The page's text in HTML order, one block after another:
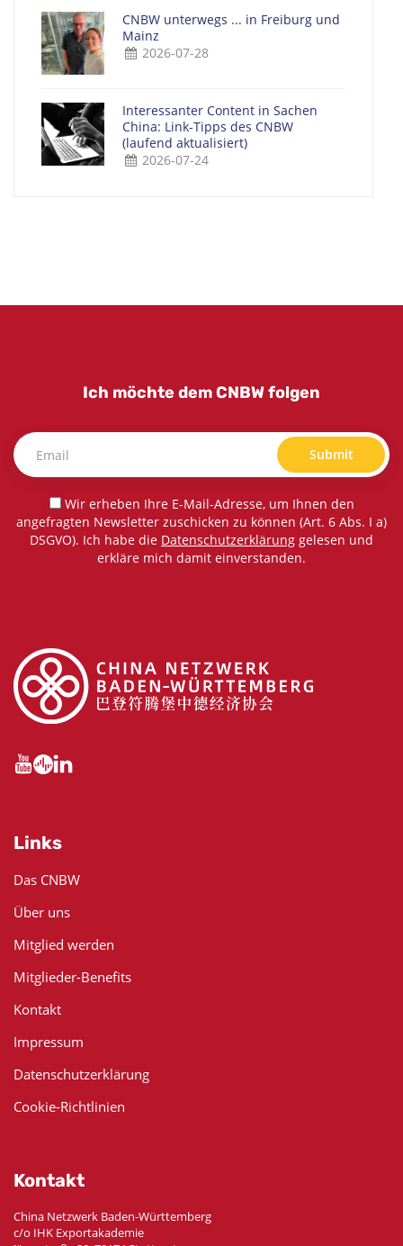
CNBW unterwegs ... in Freiburg und
Mainz
2026-07-28
Interessanter Content in Sachen
China: Link-Tipps des CNBW
(laufend aktualisiert)
2026-07-24
Ich möchte dem CNBW folgen
Submit
Wir erheben Ihre E-Mail-Adresse, um Ihnen den
angefragten Newsletter zuschicken zu können (Art. 6 Abs. I a)
DSGVO). Ich habe die Datenschutzerklärung gelesen und
erkläre mich damit einverstanden.
Links
Das CNBW
Über uns
Mitglied werden
Mitglieder-Benefits
Kontakt
Impressum
Datenschutzerklärung
Cookie-Richtlinien
Kontakt
China Netzwerk Baden-Württemberg
c/o IHK Exportakademie